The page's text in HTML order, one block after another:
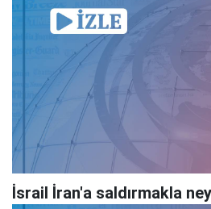
İsrail İran'a saldırmakla